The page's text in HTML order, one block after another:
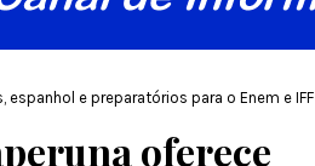
e preparatórios para o Enem e IFF
oferece